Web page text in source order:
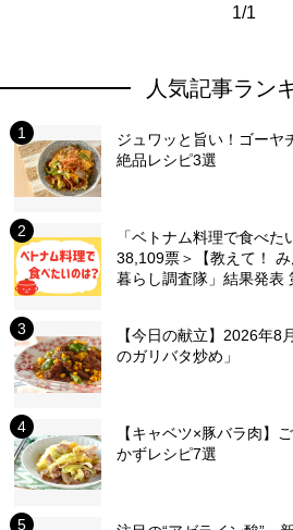
1/1
人気記事ラン
ジュワッと旨い！ゴーヤ
絶品レシピ3選
「ベトナム料理で食べ
38,109票＞【教えて！
暮らし調査隊」結果発表
【今日の献立】2026年8
のガリバタ炒め」
【キャベツ×豚バラ肉】
かずレシピ7選